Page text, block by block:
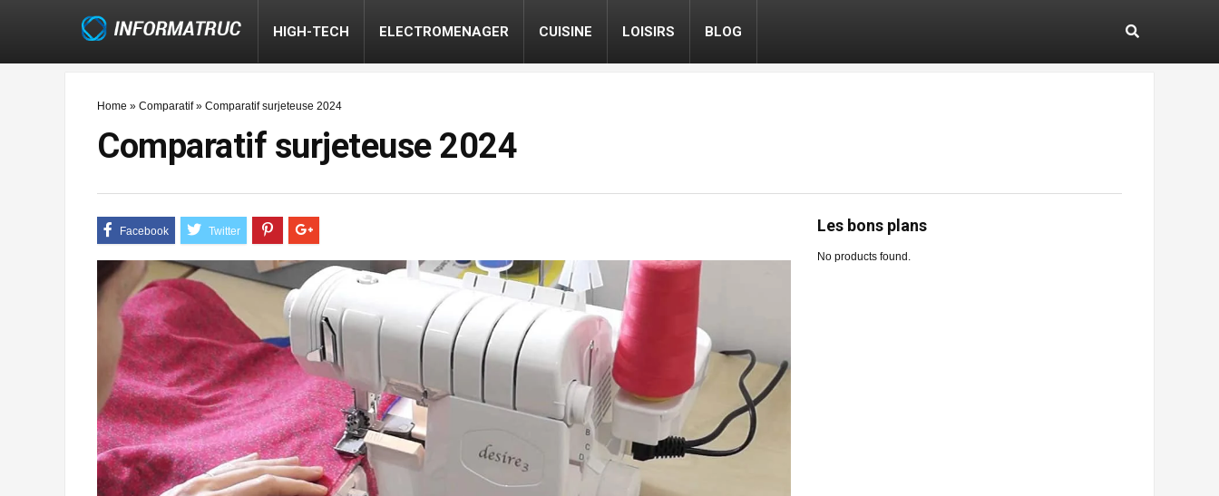
HIGH-TECH ELECTROMENAGER CUISINE LOISIRS BLOG
Home » Comparatif» Comparatif surjeteuse 2024
Comparatif surjeteuse 2024
Les bons plans
No products found.